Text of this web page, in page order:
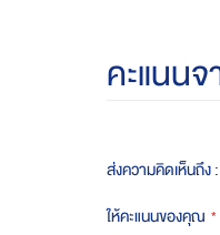
คะแนน
ส่งความคิดเห็นถึ
ให้คะแนนของคุณ